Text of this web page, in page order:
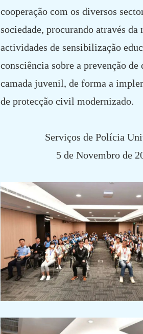
cooperação com os diversos
sociedade, procurando através da
actividades de sensibilização
consciência sobre a prevenção de
camada juvenil, de forma a
de protecção civil modernizado.
Serviços de Polícia
5 de Novembro de